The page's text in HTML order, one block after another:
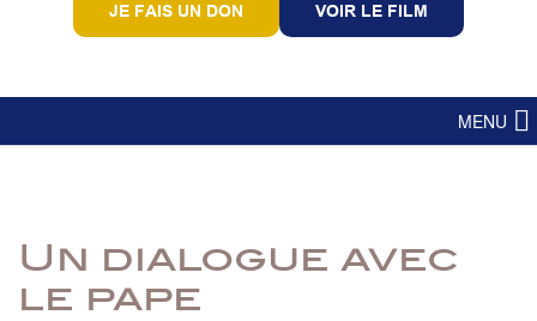
JE FAIS UN DON VOIR LE FILM
MENU
Un dialogue avec
le pape